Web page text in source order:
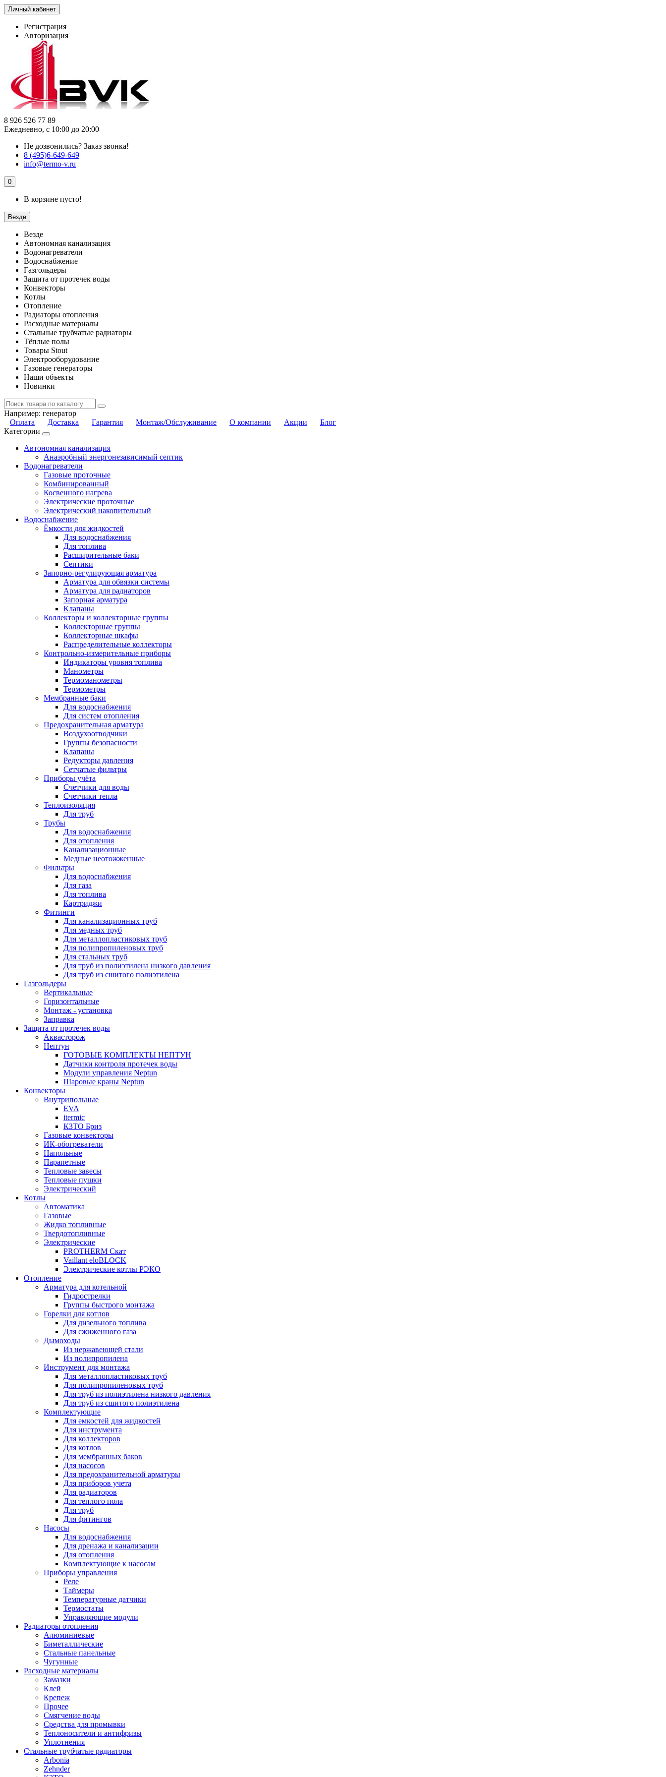
Личный кабинет
Регистрация
Авторизация
8 926 526 77 89
Ежедневно, с 10:00 до 20:00
Не дозвонились? Заказ звонка!
8 (495)6-649-649
info@termo-v.ru
0
В корзине пусто!
Везде
Везде
Автономная канализация
Водонагреватели
Водоснабжение
Газгольдеры
Защита от протечек воды
Конвекторы
Котлы
Отопление
Радиаторы отопления
Расходные материалы
Стальные трубчатые радиаторы
Тёплые полы
Товары Stout
Электрооборудование
Газовые генераторы
Наши объекты
Новинки
Например: генератор
Оплата
Доставка Гарантия Монтаж/Обслуживание О компании Акции
Блог
Категории
Автономная канализация
Анаэробный энергонезависимый септик
Водонагреватели
Газовые проточные
Комбинированный
Косвенного нагрева
Электрические проточные
Электрический накопительный
Водоснабжение
Ёмкости для жидкостей
Для водоснабжения
Для топлива
Расширительные баки
Септики
Запорно-регулирующая арматура
Арматура для обвязки системы
Арматура для радиаторов
Запорная арматура
Клапаны
Коллекторы и коллекторные группы
Коллекторные группы
Коллекторные шкафы
Распределительные коллекторы
Контрольно-измерительные приборы
Индикаторы уровня топлива
Манометры
Термоманометры
Термометры
Мембранные баки
Для водоснабжения
Для систем отопления
Предохранительная арматура
Воздухоотводчики
Группы безопасности
Клапаны
Редукторы давления
Сетчатые фильтры
Приборы учёта
Счетчики для воды
Счетчики тепла
Теплоизоляция
Для труб
Трубы
Для водоснабжения
Для отопления
Канализационные
Медные неотожженные
Фильтры
Для водоснабжения
Для газа
Для топлива
Картриджи
Фитинги
Для канализационных труб
Для медных труб
Для металлопластиковых труб
Для полипропиленовых труб
Для стальных труб
Для труб из полиэтилена низкого давления
Для труб из сшитого полиэтилена
Газгольдеры
Вертикальные
Горизонтальные
Монтаж - установка
Заправка
Защита от протечек воды
Аквасторож
Нептун
ГОТОВЫЕ КОМПЛЕКТЫ НЕПТУН
Датчики контроля протечек воды
Модули управления Neptun
Шаровые краны Neptun
Конвекторы
Внутрипольные
EVA
itermic
КЗТО Бриз
Газовые конвекторы
ИК-обогреватели
Напольные
Парапетные
Тепловые завесы
Тепловые пушки
Электрический
Котлы
Автоматика
Газовые
Жидко топливные
Твердотопливные
Электрические
PROTHERM Скат
Vaillant eloBLOCK
Электрические котлы РЭКО
Отопление
Арматура для котельной
Гидрострелки
Группы быстрого монтажа
Горелки для котлов
Для дизельного топлива
Для сжиженного газа
Дымоходы
Из нержавеющей стали
Из полипропилена
Инструмент для монтажа
Для металлопластиковых труб
Для полипропиленовых труб
Для труб из полиэтилена низкого давления
Для труб из сшитого полиэтилена
Комплектующие
Для емкостей для жидкостей
Для инструмента
Для коллекторов
Для котлов
Для мембранных баков
Для насосов
Для предохранительной арматуры
Для приборов учета
Для радиаторов
Для теплого пола
Для труб
Для фитингов
Насосы
Для водоснабжения
Для дренажа и канализации
Для отопления
Комплектующие к насосам
Приборы управления
Реле
Таймеры
Температурные датчики
Термостаты
Управляющие модули
Радиаторы отопления
Алюминиевые
Биметаллические
Стальные панельные
Чугунные
Расходные материалы
Замазки
Клей
Крепеж
Прочее
Смягчение воды
Средства для промывки
Теплоносители и антифризы
Уплотнения
Стальные трубчатые радиаторы
Arbonia
Zehnder